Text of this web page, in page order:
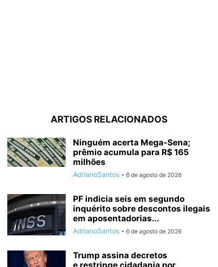
ARTIGOS RELACIONADOS
Ninguém acerta Mega-Sena;
prêmio acumula para R$ 165
milhões
AdrianoSantos - 6 de agosto de 2026
PF indicia seis em segundo
inquérito sobre descontos ilegais
em aposentadorias...
AdrianoSantos - 6 de agosto de 2026
Trump assina decretos
e restringe cidadania por